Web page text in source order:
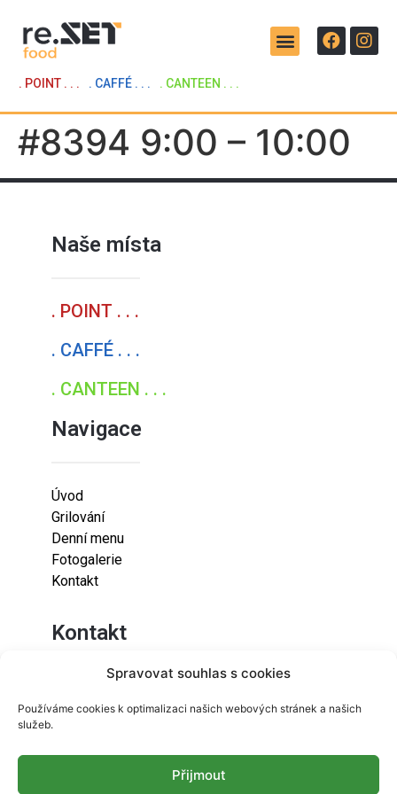
Spravovat souhlas s cookies
Používáme cookies k optimalizaci našich webových stránek a našich
služeb.
Přijmout
. POINT . . . . CAFFÉ . . . . CANTEEN . . .
#8394 9:00 – 10:00
Naše místa
. POINT . . .
. CAFFÉ . . .
. CANTEEN . . .
Navigace
Úvod
Grilování
Denní menu
Fotogalerie
Kontakt
Kontakt
Lazaretní 925/9